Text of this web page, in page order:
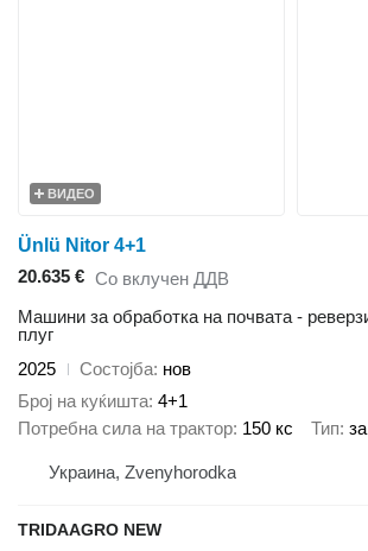
ВИДЕО
Ünlü Nitor 4+1
20.635 € Со вклучен ДДВ
Машини за обработка на почвата -
плуг
2025
Состојба нов
Број на куќишта 4+1
Потребна сила на трактор 150 кс Тип
Украина, Zvenyhorodka
TRIDAAGRO NEW